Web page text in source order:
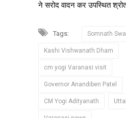
ने सरोद वादन कर उपस्थित
Tags: Somnath
Kashi Vishwanath Dham
cm yogi Varanasi visit
Governor Anandiben Patel
CM Yogi Adityanath